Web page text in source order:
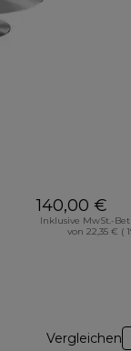
140,00 €
Inklusive MwSt.-
von 22,35 € (
Vergleichen